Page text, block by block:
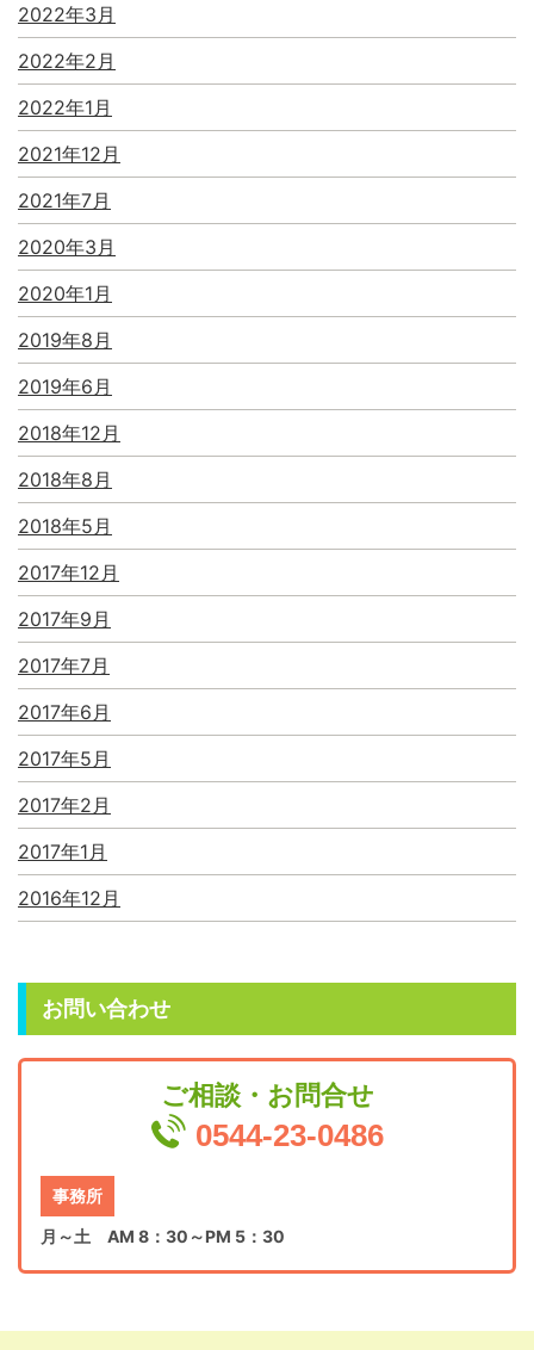
2022年3月
2022年2月
2022年1月
2021年12月
2021年7月
2020年3月
2020年1月
2019年8月
2019年6月
2018年12月
2018年8月
2018年5月
2017年12月
2017年9月
2017年7月
2017年6月
2017年5月
2017年2月
2017年1月
2016年12月
お問い合わせ
ご相談・お問合せ
0544-23-0486
事務所
月～土 AM 8：30～PM 5：30